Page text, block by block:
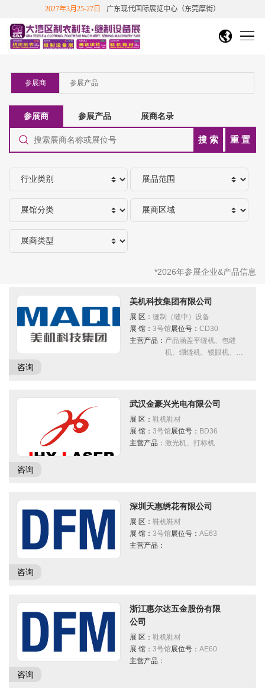
国站
下展
会
越南胡志明市纺织制衣展
2027年3月25-27日 广东现代国际展览中心（东莞厚街）
展会概况
关于展会
展会介绍 展览范围 展会历史数据
展会影响力 合作伙伴
展会回顾
展会视频 精彩图片 展会报告书
展商中心
展商信息
往届知名展商 展商/产品查询 新品技术
展位申请
参展福利&优惠 展位在线预定 展商登陆
展商服务
往届展会报告 2026参展商手册
观众中心
免费参观报名
交通指引
展商名录下载
新闻与活动
展会动态 媒体报道 行业动态
展会活动
联系我们